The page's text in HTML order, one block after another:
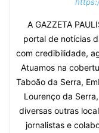
A GAZZETA
portal de notícias
com credibilidade,
Atuamos na
Taboão da Serra,
Lourenço da
diversas outras
jornalistas e